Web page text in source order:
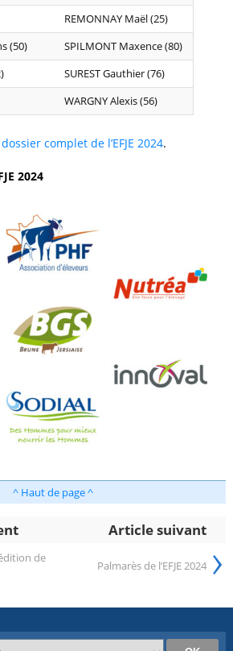
REMONNAY Maël (25)
(50)
SPILMONT Maxence (80)
SUREST Gauthier (76)
WARGNY Alexis (56)
dossier complet de l’EFJE 2024.
2024
^ Haut de page ^
Article suivant
de
Palmarès de l’EFJE 2024 ›